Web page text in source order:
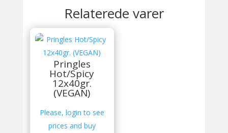
Relaterede varer
Pringles
Hot/Spicy
12x40gr.
(VEGAN)
Please, login to see
prices and buy